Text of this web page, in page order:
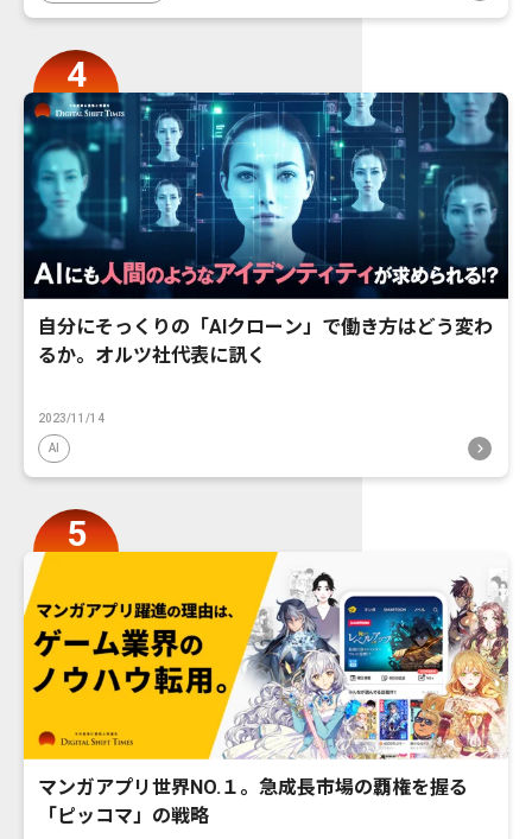
自分にそっくりの「AIクローン」で働き方はどう変わ
るか。オルツ社代表に訊く
2023/11/14
AI
マンガアプリ世界NO.１。急成長市場の覇権を握る
「ピッコマ」の戦略